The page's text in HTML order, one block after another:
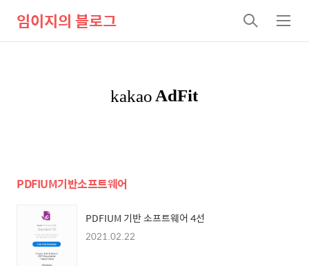
임이지의 블로그
검
색
메
뉴
PDFIUM기반소프트웨어
PDFIUM 기반 소프트웨어 4선
2021.02.22